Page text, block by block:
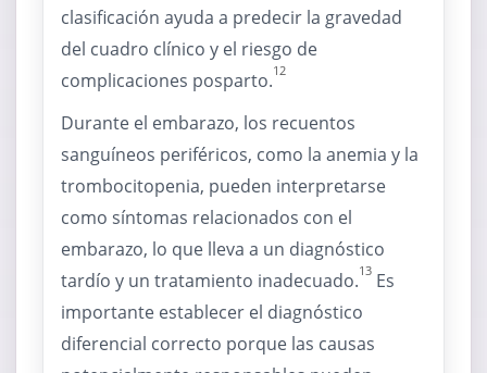
clasificación ayuda a predecir la gravedad
del cuadro clínico y el riesgo de
complicaciones posparto.12
Durante el embarazo, los recuentos
sanguíneos periféricos, como la anemia y la
trombocitopenia, pueden interpretarse
como síntomas relacionados con el
embarazo, lo que lleva a un diagnóstico
tardío y un tratamiento inadecuado.13 Es
importante establecer el diagnóstico
diferencial correcto porque las causas